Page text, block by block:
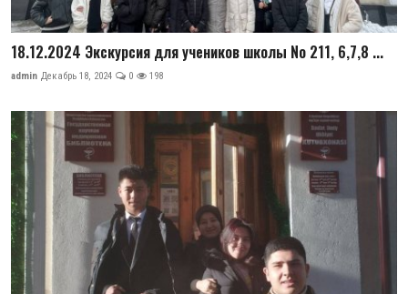
18.12.2024 Экскурсия для учеников школы No 211, 6,7,8 ...
admin Декабрь 18, 2024 0 198